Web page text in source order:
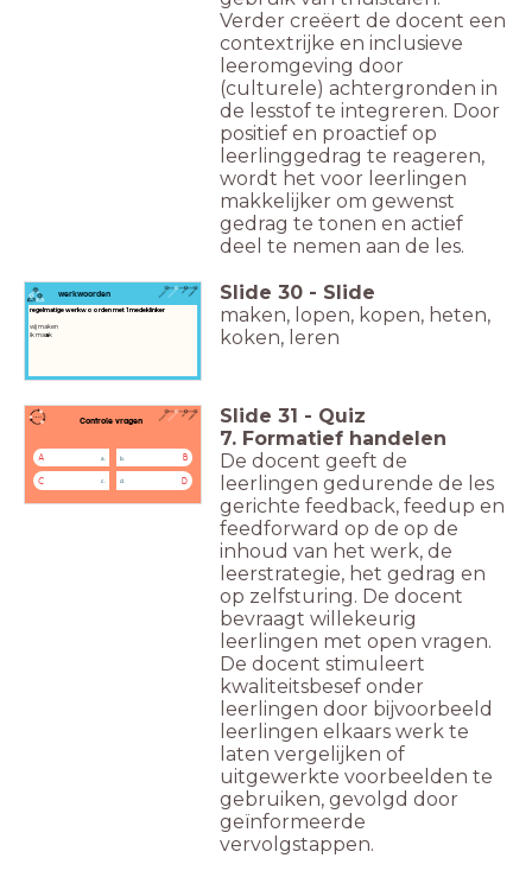
Verder creëert de docent een
contextrijke en inclusieve
leeromgeving door
(culturele) achtergronden in
de lesstof te integreren. Door
positief en proactief op
leerlinggedrag te reageren,
wordt het voor leerlingen
makkelijker om gewenst
gedrag te tonen en actief
deel te nemen aan de les.
werkwoorden
regelmatige werkwoorden met 1 medeklinker
wij maken
ik maak
Slide 30 - Slide
maken, lopen, kopen, heten,
koken, leren
Controle vragen
A a. B
b.
C c. D
d.
Slide 31 - Quiz
7. Formatief handelen
De docent geeft de
leerlingen gedurende de les
gerichte feedback, feedup en
feedforward op de op de
inhoud van het werk, de
leerstrategie, het gedrag en
op zelfsturing. De docent
bevraagt willekeurig
leerlingen met open vragen.
De docent stimuleert
kwaliteitsbesef onder
leerlingen door bijvoorbeeld
leerlingen elkaars werk te
laten vergelijken of
uitgewerkte voorbeelden te
gebruiken, gevolgd door
geïnformeerde
vervolgstappen.